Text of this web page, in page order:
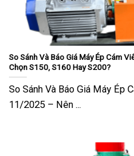
So Sánh Và Báo Giá Máy Ép Cám
Chọn S150, S160 Hay S200?
So Sánh Và Báo Giá Máy Ép
11/2025 – Nên ...